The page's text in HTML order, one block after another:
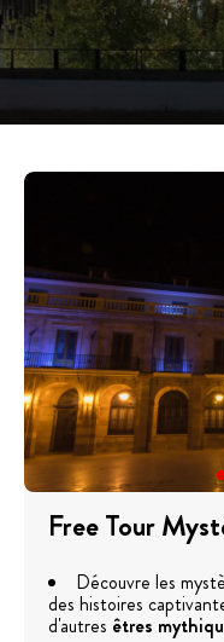
Free Tour
Découvre les
des histoires
d'autres êtres